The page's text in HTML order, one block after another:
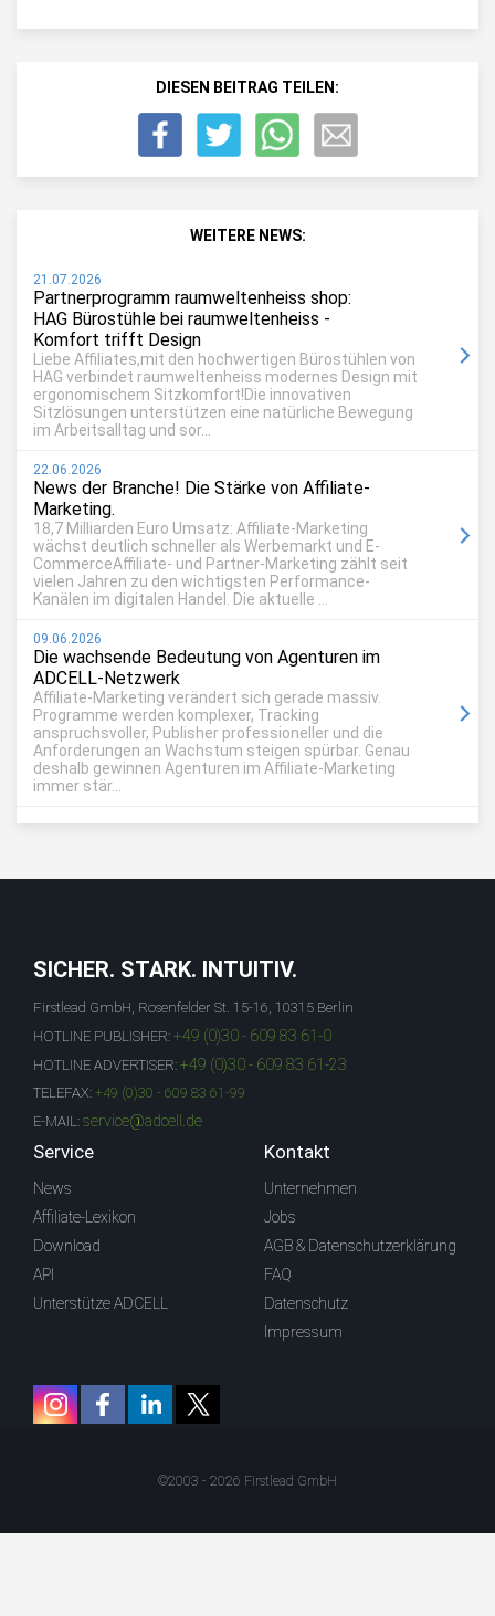
DIESEN BEITRAG TEILEN:
WEITERE NEWS:
21.07.2026
Partnerprogramm raumweltenheiss shop:
HAG Bürostühle bei raumweltenheiss -
Komfort trifft Design
Liebe Affiliates,mit den hochwertigen Bürostühlen von
HAG verbindet raumweltenheiss modernes Design mit
ergonomischem Sitzkomfort!Die innovativen
Sitzlösungen unterstützen eine natürliche Bewegung
im Arbeitsalltag und sor...
22.06.2026
News der Branche! Die Stärke von Affiliate-
Marketing.
18,7 Milliarden Euro Umsatz: Affiliate-Marketing
wächst deutlich schneller als Werbemarkt und E-
CommerceAffiliate- und Partner-Marketing zählt seit
vielen Jahren zu den wichtigsten Performance-
Kanälen im digitalen Handel. Die aktuelle ...
09.06.2026
Die wachsende Bedeutung von Agenturen im
ADCELL-Netzwerk
Affiliate-Marketing verändert sich gerade massiv.
Programme werden komplexer, Tracking
anspruchsvoller, Publisher professioneller und die
Anforderungen an Wachstum steigen spürbar. Genau
deshalb gewinnen Agenturen im Affiliate-Marketing
immer stär...
SICHER. STARK. INTUITIV.
Firstlead GmbH, Rosenfelder St. 15-16, 10315 Berlin
HOTLINE PUBLISHER: +49 (0)30 - 609 83 61-0
HOTLINE ADVERTISER: +49 (0)30 - 609 83 61-23
TELEFAX: +49 (0)30 - 609 83 61-99
E-MAIL: service@adcell.de
Service
News
Affiliate-Lexikon
Download
API
Unterstütze ADCELL
Kontakt
Unternehmen
Jobs
AGB & Datenschutzerklärung
FAQ
Datenschutz
Impressum
©2003 - 2026 Firstlead GmbH